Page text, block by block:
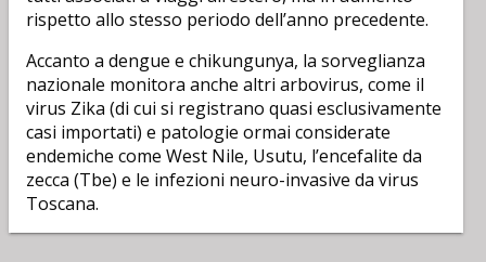
rispetto allo stesso periodo dell’anno precedente.
Accanto a dengue e chikungunya, la sorveglianza
nazionale monitora anche altri arbovirus, come il
virus Zika (di cui si registrano quasi esclusivamente
casi importati) e patologie ormai considerate
endemiche come West Nile, Usutu, l’encefalite da
zecca (Tbe) e le infezioni neuro-invasive da virus
Toscana.